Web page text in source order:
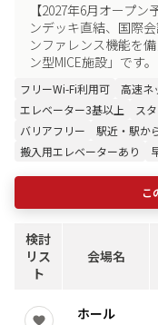
【2027年6月オープ
ンデッキ直結、国際
ンファレンス機能を
ン型MICE施設」です。
フリーWi-Fi利用可 高速ネ
エレベーター3基以上
ス
バリアフリー
駅近・駅か
搬入用エレベーターあり
こ
検討
リス
ト
会場名
ホール